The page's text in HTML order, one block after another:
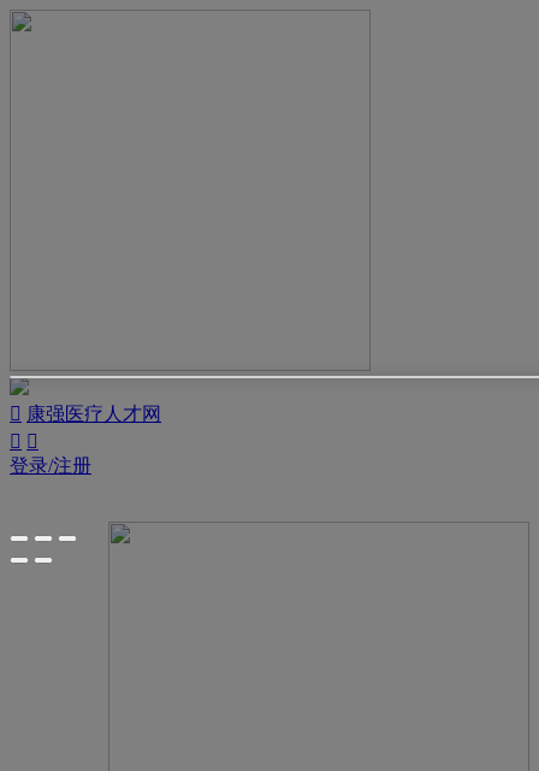
 康强医疗人才网
 
登录/注册